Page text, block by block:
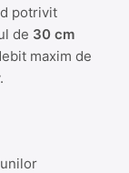
potrivit
de 30 cm
maxim de